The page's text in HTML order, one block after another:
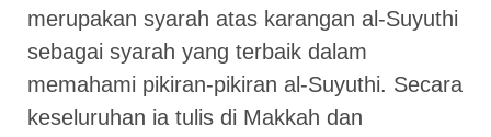
merupakan syarah atas karangan al-Suyuthi
sebagai syarah yang terbaik dalam
memahami pikiran-pikiran al-Suyuthi. Secara
keseluruhan ia tulis di Makkah dan